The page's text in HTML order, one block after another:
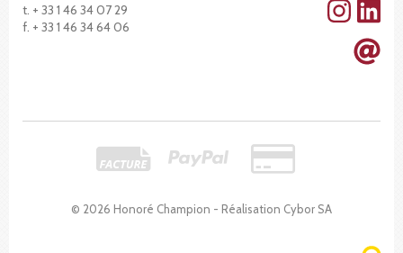
© 2026 Honoré Champion - Réalisation Cybor SA
t. + 33 1 46 34 07 29
f. + 33 1 46 34 64 06